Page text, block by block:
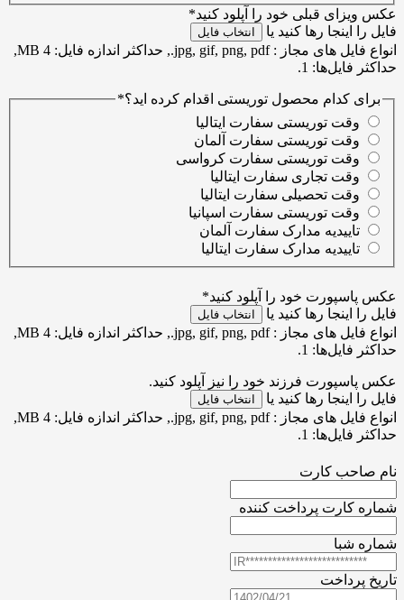
عکس ویزای قبلی خود را آپلود کنید*
فایل را اینجا رها کنید یا
انتخاب فایل
انواع فایل های مجاز : jpg, gif, png, pdf., حداکثر اندازه فایل: 4 MB,
حداکثر فایل‌ها: 1.
برای کدام محصول توریستی اقدام کرده اید؟*
وقت توریستی سفارت ایتالیا
وقت توریستی سفارت آلمان
وقت توریستی سفارت کرواسی
وقت تجاری سفارت ایتالیا
وقت تحصیلی سفارت ایتالیا
وقت توریستی سفارت اسپانیا
تاییدیه مدارک سفارت آلمان
تاییدیه مدارک سفارت ایتالیا
عکس پاسپورت خود را آپلود کنید*
فایل را اینجا رها کنید یا
انتخاب فایل
انواع فایل های مجاز : jpg, gif, png, pdf., حداکثر اندازه فایل: 4 MB,
حداکثر فایل‌ها: 1.
عکس پاسپورت فرزند خود را نیز آپلود کنید.
فایل را اینجا رها کنید یا
انتخاب فایل
انواع فایل های مجاز : jpg, gif, png, pdf., حداکثر اندازه فایل: 4 MB,
حداکثر فایل‌ها: 1.
نام صاحب کارت
شماره کارت پرداخت کننده
شماره شبا
تاریخ پرداخت